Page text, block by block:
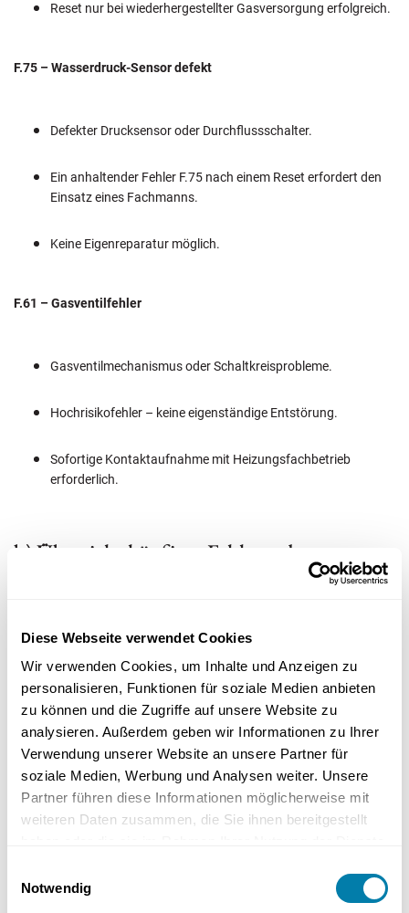
Diese Webseite verwendet Cookies
Wir verwenden Cookies, um Inhalte und Anzeigen zu
personalisieren, Funktionen für soziale Medien anbieten
zu können und die Zugriffe auf unsere Website zu
analysieren. Außerdem geben wir Informationen zu Ihrer
Verwendung unserer Website an unsere Partner für
soziale Medien, Werbung und Analysen weiter. Unsere
Partner führen diese Informationen möglicherweise mit
weiteren Daten zusammen, die Sie ihnen bereitgestellt
Notwendig
Reset nur bei wiederhergestellter Gasversorgung erfolgreich.
F.75 – Wasserdruck-Sensor defekt
Defekter Drucksensor oder Durchflussschalter.
Ein anhaltender Fehler F.75 nach einem Reset erfordert den
Einsatz eines Fachmanns.
Keine Eigenreparatur möglich.
F.61 – Gasventilfehler
Gasventilmechanismus oder Schaltkreisprobleme.
Hochrisikofehler – keine eigenständige Entstörung.
Sofortige Kontaktaufnahme mit Heizungsfachbetrieb
erforderlich.
b) Übersicht häufiger Fehlercodes
Bedeutung
Benutzeraktion
Fachmann erforderlich
F.22
Wassermangel